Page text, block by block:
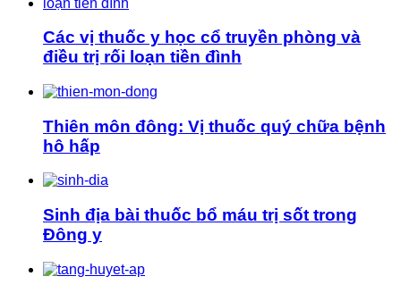
Các vị thuốc y học cổ truyền phòng và
điều trị rối loạn tiền đình
Thiên môn đông: Vị thuốc quý chữa bệnh
hô hấp
Sinh địa bài thuốc bổ máu trị sốt trong
Đông y